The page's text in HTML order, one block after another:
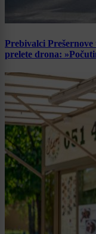
Prebivalci
prelete drona: